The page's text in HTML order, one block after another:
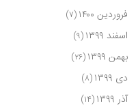
فروردین ۱۴۰۰ (۷)
اسفند ۱۳۹۹ (۹)
بهمن ۱۳۹۹ (۲۶)
دی ۱۳۹۹ (۸)
آذر ۱۳۹۹ (۱۴)